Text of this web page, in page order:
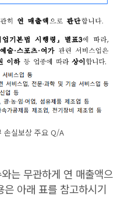
손실보상 주요 Q/A
는 무관하게 연 매출액으
아래 표를 참고하시기